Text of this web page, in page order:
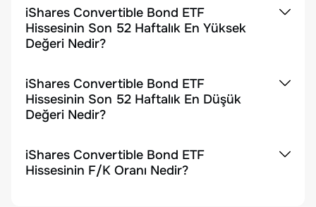
iShares Convertible Bond ETF
Hissesinin Son 52 Haftalık En Yüksek
Değeri Nedir?
iShares Convertible Bond ETF
Hissesinin Son 52 Haftalık En Düşük
Değeri Nedir?
iShares Convertible Bond ETF
Hissesinin F/K Oranı Nedir?